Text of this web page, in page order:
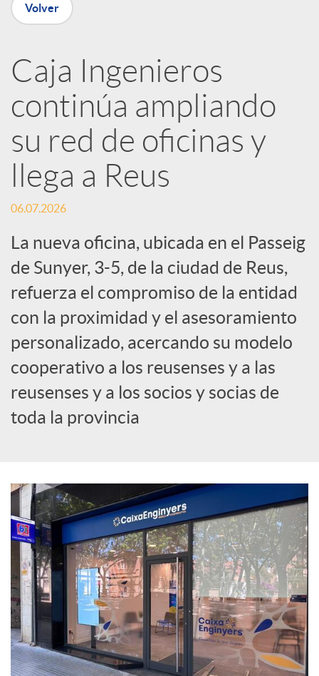
n
R
e
d
e
s
S
o
c
i
a
l
e
s
Volver
Caja Ingenieros
continúa ampliando
su red de oficinas y
llega a Reus
06.07.2026
La nueva oficina, ubicada en el Passeig
de Sunyer, 3-5, de la ciudad de Reus,
refuerza el compromiso de la entidad
con la proximidad y el asesoramiento
personalizado, acercando su modelo
cooperativo a los reusenses y a las
reusenses y a los socios y socias de
toda la provincia